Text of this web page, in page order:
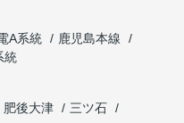
A系統
鹿児島本線
統
肥後大津
三ツ石